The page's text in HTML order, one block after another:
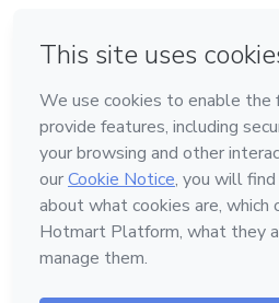
Hecho con❤ en Belo Horizonte
Conoce Hotmart
Idioma
Español